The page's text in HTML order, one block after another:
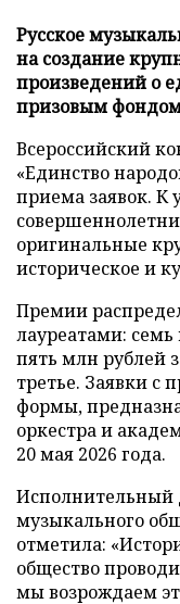
Русское
на создание
произведений о
призовым
Всероссийский
«Единство
приема заявок. К
оригинальные
историческое и
Премии
лауреатами: семь
пять млн рублей
третье. Заявки с
формы,
оркестра и
20 мая 2026 года.
Исполнительный
музыкального
отметила:
общество
мы возрождаем